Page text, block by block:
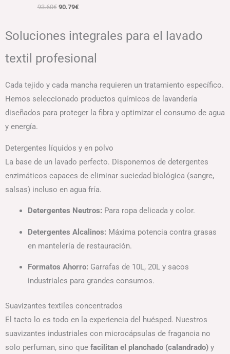
93.60€ 90.79€
Soluciones integrales para el lavado
textil profesional
Cada tejido y cada mancha requieren un tratamiento específico.
Hemos seleccionado productos químicos de lavandería
diseñados para proteger la fibra y optimizar el consumo de agua
y energía.
Detergentes líquidos y en polvo
La base de un lavado perfecto. Disponemos de detergentes
enzimáticos capaces de eliminar suciedad biológica (sangre,
salsas) incluso en agua fría.
Detergentes Neutros: Para ropa delicada y color.
Detergentes Alcalinos: Máxima potencia contra grasas
en mantelería de restauración.
Formatos Ahorro: Garrafas de 10L, 20L y sacos
industriales para grandes consumos.
Suavizantes textiles concentrados
El tacto lo es todo en la experiencia del huésped. Nuestros
suavizantes industriales con microcápsulas de fragancia no
solo perfuman, sino que facilitan el planchado (calandrado) y